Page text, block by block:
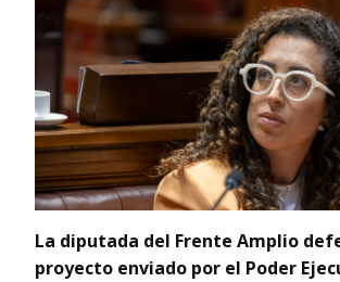
La diputada del Frente Amplio
proyecto enviado por el Poder